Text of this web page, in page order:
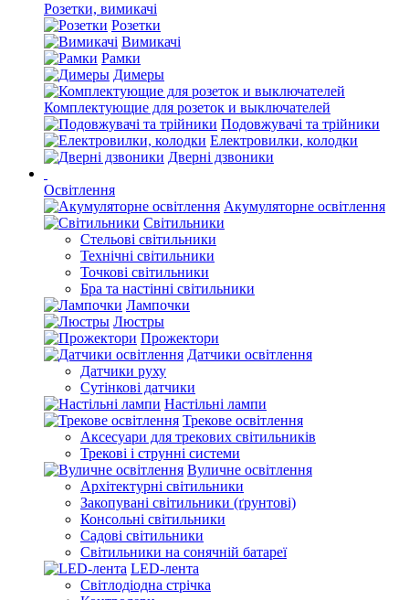
Розетки, вимикачі
Розетки
Вимикачі
Рамки
Димеры
Комплектующие для розеток и выключателей
Подовжувачі та трійники
Електровилки, колодки
Дверні дзвоники
Освітлення
Акумуляторне освітлення
Світильники
Стельові світильники
Технічні світильники
Точкові світильники
Бра та настінні світильники
Лампочки
Люстры
Прожектори
Датчики освітлення
Датчики руху
Сутінкові датчики
Настільні лампи
Трекове освітлення
Аксесуари для трекових світильників
Трекові і струнні системи
Вуличне освітлення
Архітектурні світильники
Закопувані світильники (ґрунтові)
Консольні світильники
Садові світильники
Світильники на сонячній батареї
LED-лента
Світлодіодна стрічка